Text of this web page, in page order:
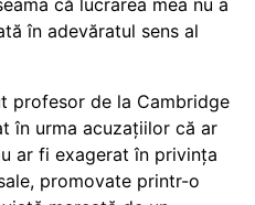
în adevăratul sens al
profesor de la Cambridge
în urma acuzațiilor că ar
ar fi exagerat în privința
promovate printr-o